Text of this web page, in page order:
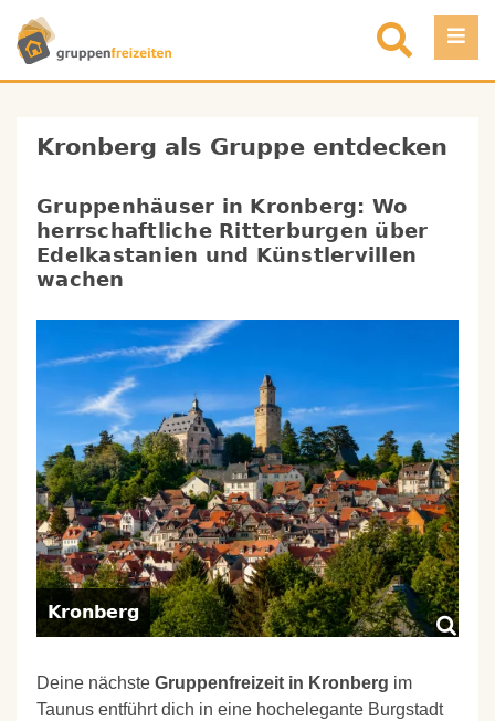
Direkt zum Inhalt
Favoriten
Registrieren
Kronberg als Gruppe entdecken
Gruppenhäuser in Kronberg: Wo
herrschaftliche Ritterburgen über
Edelkastanien und Künstlervillen
wachen
Kronberg
Deine nächste Gruppenfreizeit in Kronberg im
Taunus entführt dich in eine hochelegante Burgstadt